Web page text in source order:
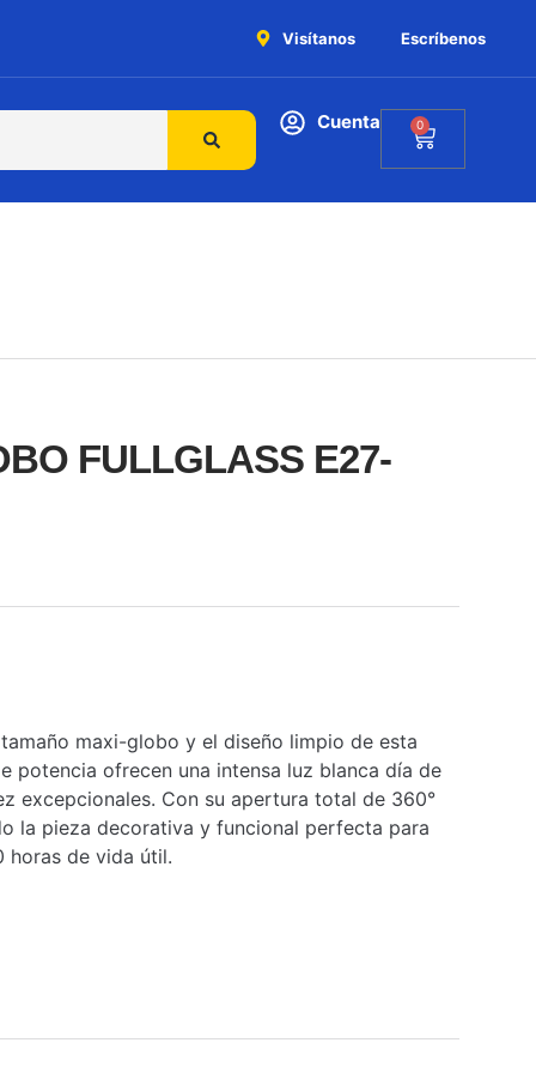
Visítanos Escríbenos
Cuenta 0
FULLGLASS E27-
maxi-globo y el diseño limpio de esta
potencia ofrecen una intensa luz blanca día de
excepcionales. Con su apertura total de 360°
la pieza decorativa y funcional perfecta para
horas de vida útil.